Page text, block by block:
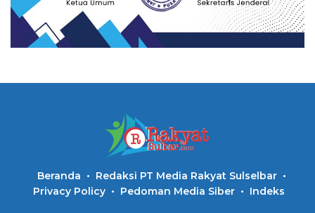
Beranda
Redaksi PT Media Rakyat Sulselbar
Privacy Policy
Pedoman Media Siber Indeks